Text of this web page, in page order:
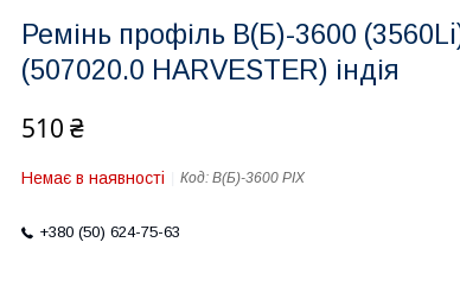
Ремінь профіль В(Б)-3600
(507020.0 HARVESTER) індія
510 ₴
Немає в наявності Код: В(Б)-3600 PIX
+380 (50) 624-75-63